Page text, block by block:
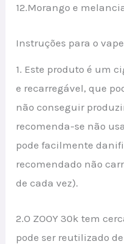
12.Morango e
Instruções para o
1. Este produto é um
e recarregável, que
não conseguir
recomenda-se não
pode facilmente
recomendado não
de cada vez).
2.O ZOOY 30k tem
pode ser reutilizado